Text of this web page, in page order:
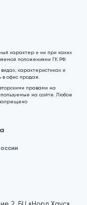
характер и ни при каких
положениями ГК РФ.
характеристиках и
в офис продаж.
правами на
на сайте. Любое